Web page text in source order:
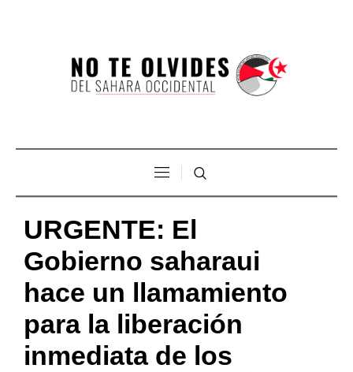
URGENTE: El
Gobierno saharaui
hace un llamamiento
para la liberación
inmediata de los